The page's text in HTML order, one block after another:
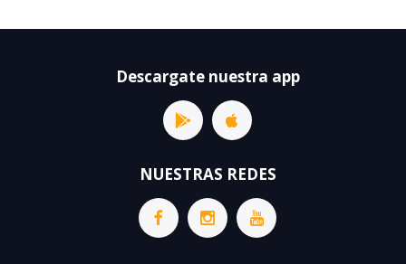
Descargate nuestra app
NUESTRAS REDES